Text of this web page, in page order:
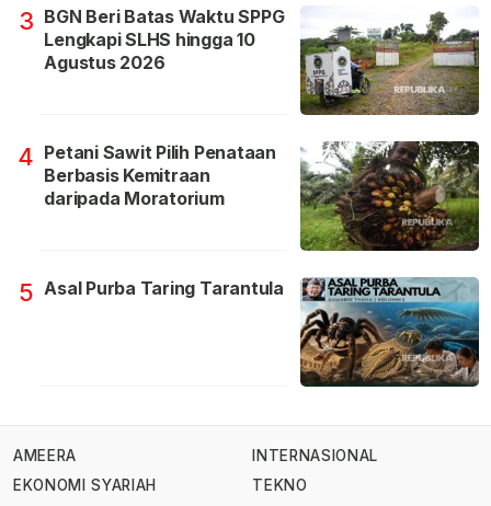
3 BGN Beri Batas Waktu SPPG
Lengkapi SLHS hingga 10
Agustus 2026
4 Petani Sawit Pilih Penataan
Berbasis Kemitraan
daripada Moratorium
5 Asal Purba Taring Tarantula
AMEERA
EKONOMI SYARIAH
INTERNASIONAL
TEKNO